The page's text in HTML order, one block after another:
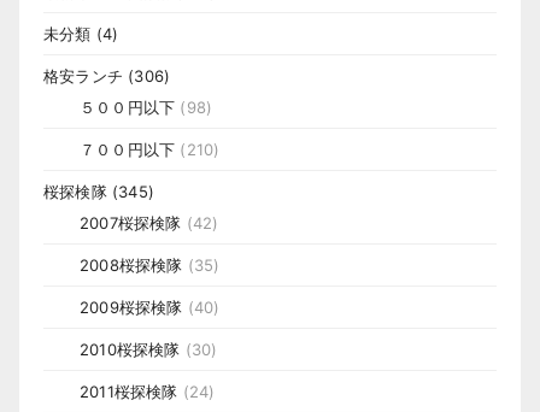
未分類 (4)
格安ランチ (306)
５００円以下 (98)
７００円以下 (210)
桜探検隊(345)
2007桜探検隊 (42)
2008桜探検隊 (35)
2009桜探検隊 (40)
2010桜探検隊 (30)
2011桜探検隊 (24)